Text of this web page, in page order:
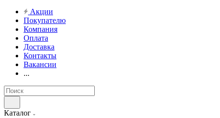
Акции
Покупателю
Компания
Оплата
Доставка
Контакты
Вакансии
...
Каталог